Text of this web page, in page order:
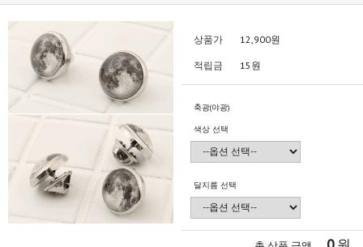
상품가 12,900원
적립금 15원
축광(야광)
색상 선택
달지름 선택